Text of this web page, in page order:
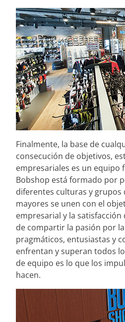
Finalmente, la base de
consecución de objetivos,
empresariales es un equipo
Bobshop está formado por
diferentes culturas y grupos
mayores se unen con el
empresarial y la satisfacción
de compartir la pasión por
pragmáticos, entusiastas y
enfrentan y superan todos
de equipo es lo que los
hacen.